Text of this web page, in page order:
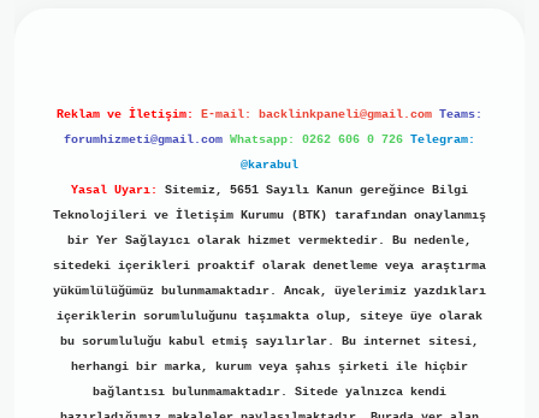
Reklam ve İletişim: E-mail: backlinkpaneli@gmail.com Teams:
forumhizmeti@gmail.com Whatsapp: 0262 606 0 726 Telegram:
@karabul
Yasal Uyarı:
Sitemiz, 5651 Sayılı Kanun gereğince Bilgi
Teknolojileri ve İletişim Kurumu (BTK) tarafından onaylanmış
bir Yer Sağlayıcı olarak hizmet vermektedir. Bu nedenle,
sitedeki içerikleri proaktif olarak denetleme veya araştırma
yükümlülüğümüz bulunmamaktadır. Ancak, üyelerimiz yazdıkları
içeriklerin sorumluluğunu taşımakta olup, siteye üye olarak
bu sorumluluğu kabul etmiş sayılırlar. Bu internet sitesi,
herhangi bir marka, kurum veya şahıs şirketi ile hiçbir
bağlantısı bulunmamaktadır. Sitede yalnızca kendi